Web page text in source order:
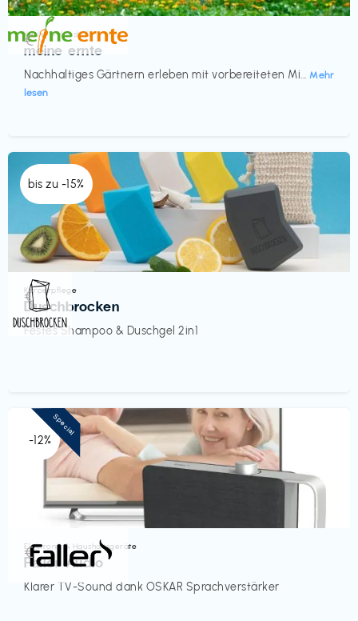
Küche & Haushalt
meine ernte
Nachhaltiges Gärtnern erleben mit vorbereiteten Mi... Mehr
lesen
€‎
bis zu -15%
Körperpflege
Duschbrocken
Festes Shampoo & Duschgel 2in1
€‎
-12%
Elektronik & Haushaltsgeräte
Faller Audio
Klarer TV-Sound dank OSKAR Sprachverstärker
€‎
Special